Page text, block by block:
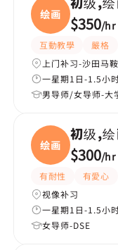
绘画 $350/hr
互動教學 嚴格
上门补习-沙田马
一星期1日-1.5小
男导师/女导师-大
绘画
初级,
$300/hr
有耐性
有愛心
视像补习
一星期1日-1.5小
女导师-DSE